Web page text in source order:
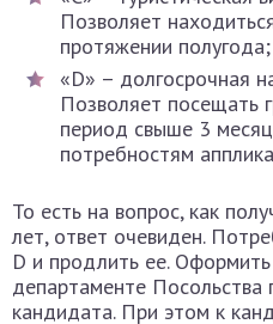
Позволяет
протяжении полугода;
«D» – долгосрочная
Позволяет посещать
период свыше 3
потребностям
То есть на вопрос, как
лет, ответ очевиден.
D и продлить ее.
департаменте Посольства
кандидата. При этом к